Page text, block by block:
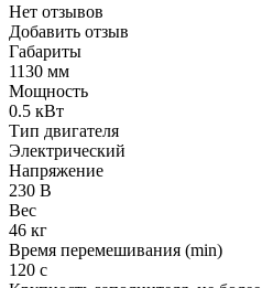
Нет отзывов
Добавить отзыв
Габариты
1130 мм
Мощность
0.5 кВт
Тип двигателя
Электрический
Напряжение
230 В
Вес
46 кг
Время перемешивания (min)
120 с